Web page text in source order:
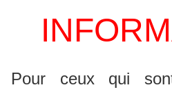
Pour ceux qui